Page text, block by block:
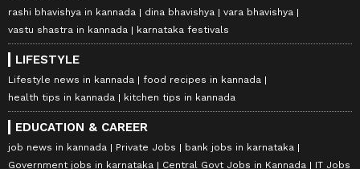
rashi bhavishya in kannada dina bhavishya
vara bhavishya
vastu shastra in kannada
karnataka festivals
LIFESTYLE
Lifestyle news in kannada
food recipes in kannada
health tips in kannada
kitchen tips in kannada
EDUCATION & CAREER
job news in kannada Private Jobs
bank jobs in karnataka
Government jobs in karnataka
Central Govt Jobs in Kannada IT Jobs